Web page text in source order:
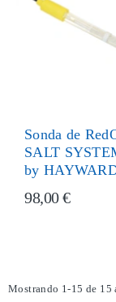
Sonda de
SALT
by
98,00 €
Mostrando 1-15 de 15